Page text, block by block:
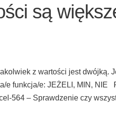
są
z wartości jest dwójką.
e funkcja/e: JEŻELI, MIN, NIE
564 – Sprawdzenie czy